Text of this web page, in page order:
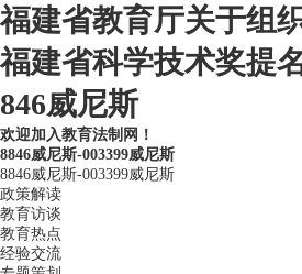
福建省教育厅关于组
福建省科学技术奖提
846威尼斯
欢迎加入教育法制网！
8846威尼斯-003399威尼斯
8846威尼斯-003399威尼斯
政策解读
教育访谈
教育热点
经验交流